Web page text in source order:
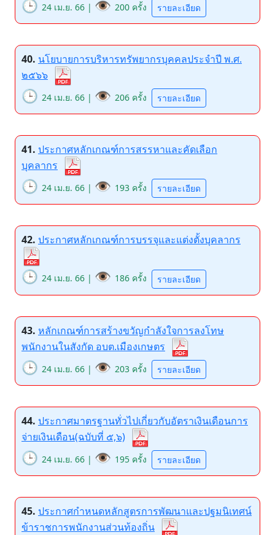
🕒 24 เม.ย. 66 | 👁️ 200 ครั้ง รายละเอียด
40. นโยบายการบริหารทรัพยากรบุคคลประจำปี พ.ศ.
๒๕๖๖
🕒 24 เม.ย. 66 | 👁️ 206 ครั้ง รายละเอียด
41. ประกาศหลักเกณฑ์การสรรหาและคัดเลือก
บุคลากร
🕒 24 เม.ย. 66 | 👁️ 193 ครั้ง รายละเอียด
42. ประกาศหลักเกณฑ์การบรรจุและแต่งตั้งบุคลากร
🕒 24 เม.ย. 66 | 👁️ 186 ครั้ง รายละเอียด
43. หลักเกณฑ์การสร้างขวัญกำลังใจการลงโทษ
พนักงานในสังกัด อบต.เมืองเกษตร
🕒 24 เม.ย. 66 | 👁️ 203 ครั้ง รายละเอียด
44. ประกาศมาตรฐานทั่วไปเกี่ยวกับอัตราเงินเดือนการ
จ่ายเงินเดือน(ฉบับที่ ๕,๖)
🕒 24 เม.ย. 66 | 👁️ 195 ครั้ง รายละเอียด
45. ประกาศกำหนดหลักสูตรการพัฒนาและปฐมนิเทศน์
ข้าราชการพนักงานส่วนท้องถิ่น